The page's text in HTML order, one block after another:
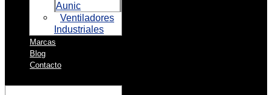
Aunic
Ventiladores
Industriales
Marcas
Blog
Contacto